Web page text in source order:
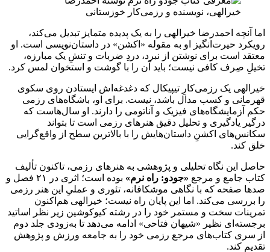
اما آنچه احمدرضا خیرالهی را به یک پدیده متمایز تبدیل می‌کند،
رویکرد حیرت‌انگیز او به مقوله «اکشن» در داستان‌نویسی است. او
معتقد است برای نوشتن از نبرد، دردِ ضربات و تنشِ یک مبارزه،
تخیلِ صِرف کافی نیست؛ باید آن را با گوشت و استخوان لمس کرد.
خیرالهی یک رزمی‌کارِ تیپیکال که دغدغه‌اش ایستادن روی سکوی
قهرمانی و کسب مدال باشد، نیست. برای او، باشگاه‌های رزمی
حکم آزمایشگاه‌های فیزیک و آناتومی را دارند. او سال‌هاست که
درگیر یادگیری و تحلیل دقیق هنرهای رزمی است تا بتواند
سکانس‌های اکشنِ داستان‌هایش را با بالاترین سطح از واقع‌گرایی
خلق کند.
حاصل این نگاه تحلیلی و پژوهشی به هنرهای رزمی، تاکنون تألیف
کتاب جامع و مرجع «جودو: راه نرم»
بوده است؛ اثری در ۲۱ فصل و
صدها صفحه که با نگاهی موشکافانه، تئوری و عملیِ این هنر رزمی
را بررسی می‌کند. اما این پایان راه نیست؛ خیرالهی هم‌اکنون
تمرینات سخت و مستمر خود را در رشته کیوکوشین زیر نظر اساتید
برجسته‌ای نظیر «شیهان فتاحی» ادامه می‌دهد تا به‌زودی جلد دوم
از سری کتاب‌های مرجع رزمی خود را به جامعه ورزش و پژوهش
تقدیم کند.